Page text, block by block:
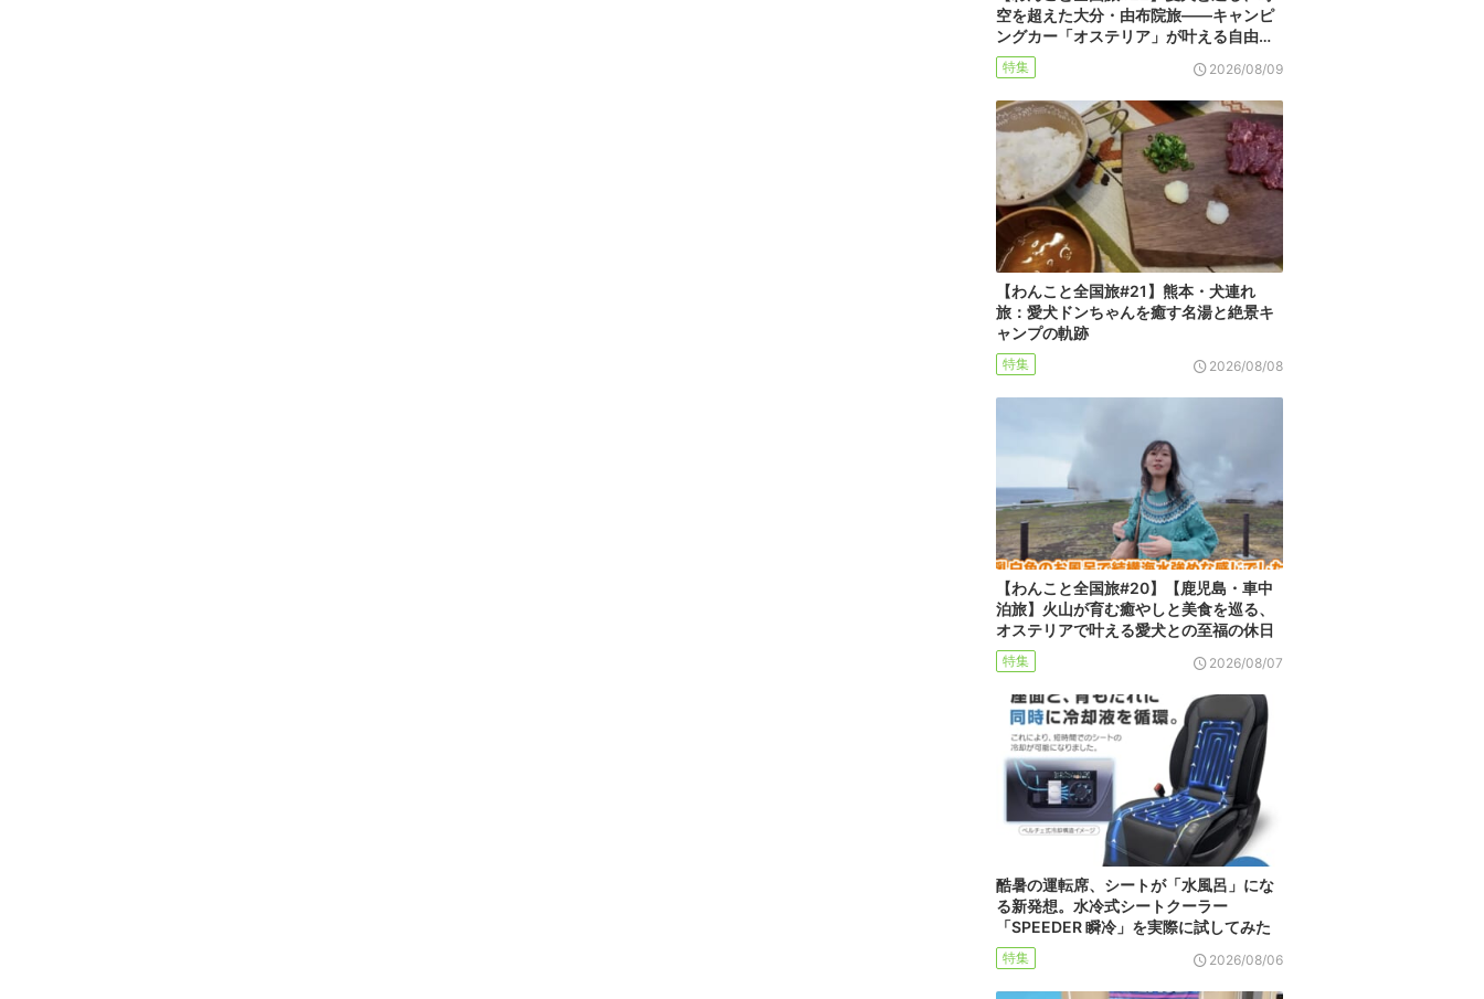
空を超えた大分・由布院旅――キャンピ
ングカー「オステリア」が叶える自由…
特集 2026/08/09
【わんこと全国旅#21】熊本・犬連れ
旅：愛犬ドンちゃんを癒す名湯と絶景キ
ャンプの軌跡
特集 2026/08/08
【わんこと全国旅#20】【鹿児島・車中
泊旅】火山が育む癒やしと美食を巡る、
オステリアで叶える愛犬との至福の休日
特集 2026/08/07
酷暑の運転席、シートが「水風呂」にな
る新発想。水冷式シートクーラー
「SPEEDER 瞬冷」を実際に試してみた
特集 2026/08/06